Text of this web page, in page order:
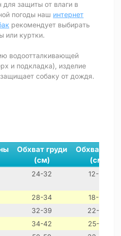
защиты от влаги в
погоды наш интернет
рекомендует выбирать
или куртки.
водоотталкивающей
и подкладка), изделие
собаку от дождя.
Обхват груди
(см)
Обхват шеи
(см)
24-32 12-22
28-34
18-23
32-39
22-28
34-42
25-30